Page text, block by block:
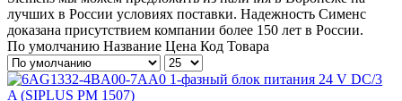
лучших в России условиях поставки. Надежность Сименс
доказана присутствием компании более 150 лет в России.
По умолчанию Название Цена Код Товара